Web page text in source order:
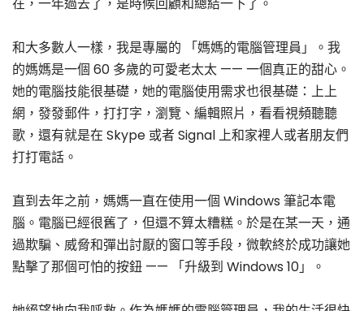
和大多數人一樣，我是專屬的 「媽媽的電腦管理員」。我
的媽媽是一個 60 多歲的可愛老太太 —— 一個真正的甜心。
她的電腦技能很基礎，她的電腦使用需求也很基礎：上上
網，發發郵件，打打字，瀏覽、編輯照片，看看視頻聽聽
歌，還有就是在 Skype 或者 Signal 上和家裡人或者朋友們
打打電話。
直到去年之前，媽媽一直在使用一個 Windows 筆記本電
腦。電腦已經很舊了，但還不算太糟糕。於是在某一天，通
過欺騙、威脅和彈出討厭的窗口等手段，微軟終於成功讓她
點擊了那個可怕的按鈕 —— 「升級到 Windows 10」。